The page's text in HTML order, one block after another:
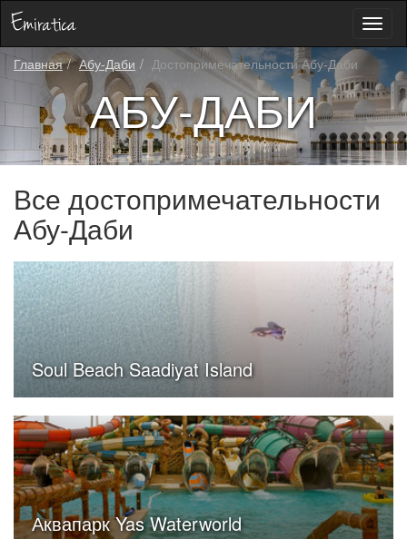
Главная
Абу-Даби Достопримечательности Абу-Даби
АБУ-ДАБИ
Все достопримечательности
Абу-Даби
Soul Beach Saadiyat Island
Аквапарк Yas Waterworld